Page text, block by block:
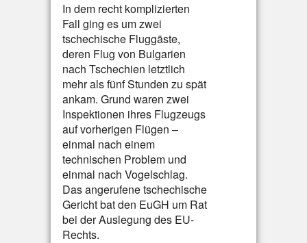
In dem recht komplizierten
Fall ging es um zwei
tschechische Fluggäste,
deren Flug von Bulgarien
nach Tschechien letztlich
mehr als fünf Stunden zu spät
ankam. Grund waren zwei
Inspektionen ihres Flugzeugs
auf vorherigen Flügen –
einmal nach einem
technischen Problem und
einmal nach Vogelschlag.
Das angerufene tschechische
Gericht bat den EuGH um Rat
bei der Auslegung des EU-
Rechts.